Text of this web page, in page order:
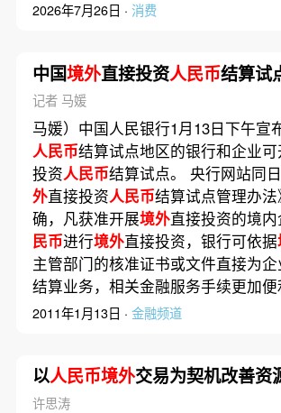
2026年7月26日 · 消费
中国境外直接投资人民币结算试
记者 马媛
马媛）中国人民银行1月13日下午宣
人民币结算试点地区的银行和企业可
投资人民币结算试点。 央行网站同
外直接投资人民币结算试点管理办
确，凡获准开展境外直接投资的境
民币进行境外直接投资，银行可依据
主管部门的核准证书或文件直接为
结算业务，相关金融服务手续更加
2011年1月13日 · 金融频道
以人民币境外交易为契机改善资
许思涛